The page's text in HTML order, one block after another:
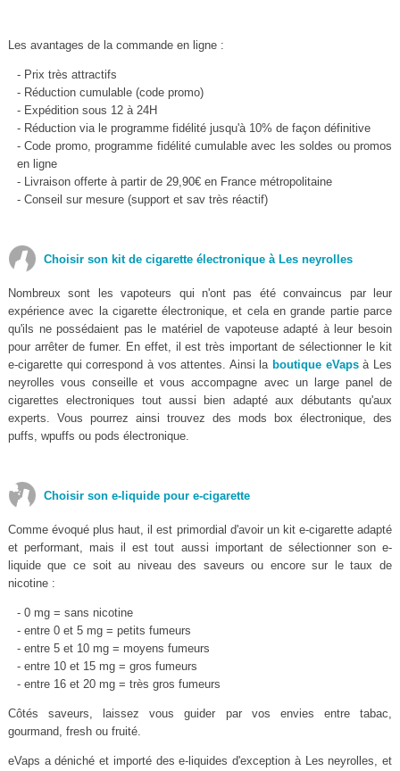
Les avantages de la commande en ligne :
- Prix très attractifs
- Réduction cumulable (code promo)
- Expédition sous 12 à 24H
- Réduction via le programme fidélité jusqu'à 10% de façon définitive
- Code promo, programme fidélité cumulable avec les soldes ou promos
en ligne
- Livraison offerte à partir de 29,90€ en France métropolitaine
- Conseil sur mesure (support et sav très réactif)
Choisir son kit de cigarette électronique à Les neyrolles
Nombreux sont les vapoteurs qui n'ont pas été convaincus par leur
expérience avec la cigarette électronique, et cela en grande partie parce
qu'ils ne possédaient pas le matériel de vapoteuse adapté à leur besoin
pour arrêter de fumer. En effet, il est très important de sélectionner le kit
e-cigarette qui correspond à vos attentes. Ainsi la boutique eVapsà Les
neyrolles vous conseille et vous accompagne avec un large panel de
cigarettes electroniques tout aussi bien adapté aux débutants qu'aux
experts. Vous pourrez ainsi trouvez des mods box électronique, des
puffs, wpuffs ou pods électronique.
Choisir son e-liquide pour e-cigarette
Comme évoqué plus haut, il est primordial d'avoir un kit e-cigarette adapté
et performant, mais il est tout aussi important de sélectionner son e-
liquide que ce soit au niveau des saveurs ou encore sur le taux de
nicotine :
- 0 mg = sans nicotine
- entre 0 et 5 mg = petits fumeurs
- entre 5 et 10 mg = moyens fumeurs
- entre 10 et 15 mg = gros fumeurs
- entre 16 et 20 mg = très gros fumeurs
Côtés saveurs, laissez vous guider par vos envies entre tabac,
gourmand, fresh ou fruité.
eVaps a déniché et importé des e-liquides d'exception à Les neyrolles, et